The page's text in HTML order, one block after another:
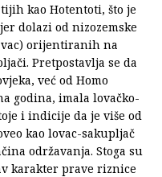
kao Hotentoti, što je
dolazi od nizozemske
orijentiranih na
Pretpostavlja se da
već od Homo
godina, imala lovačko-
i indicije da je više od
kao lovac-sakupljač
održavanja. Stoga su
karakter prave riznice